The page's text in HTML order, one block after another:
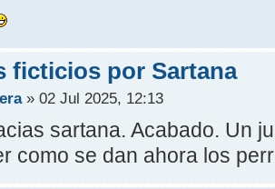
ficticios por Sartana
» 02 Jul 2025, 12:13
sartana. Acabado. Un
como se dan ahora los